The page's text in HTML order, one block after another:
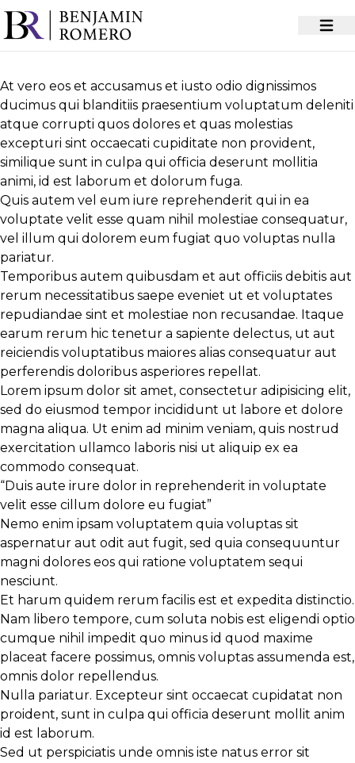
At vero eos et accusamus et iusto odio dignissimos
ducimus qui blanditiis praesentium voluptatum deleniti
atque corrupti quos dolores et quas molestias
excepturi sint occaecati cupiditate non provident,
similique sunt in culpa qui officia deserunt mollitia
animi, id est laborum et dolorum fuga.
Quis autem vel eum iure reprehenderit qui in ea
voluptate velit esse quam nihil molestiae consequatur,
vel illum qui dolorem eum fugiat quo voluptas nulla
pariatur.
Temporibus autem quibusdam et aut officiis debitis aut
rerum necessitatibus saepe eveniet ut et voluptates
repudiandae sint et molestiae non recusandae. Itaque
earum rerum hic tenetur a sapiente delectus, ut aut
reiciendis voluptatibus maiores alias consequatur aut
perferendis doloribus asperiores repellat.
Lorem ipsum dolor sit amet, consectetur adipisicing elit,
sed do eiusmod tempor incididunt ut labore et dolore
magna aliqua. Ut enim ad minim veniam, quis nostrud
exercitation ullamco laboris nisi ut aliquip ex ea
commodo consequat.
“Duis aute irure dolor in reprehenderit in voluptate
velit esse cillum dolore eu fugiat”
Nemo enim ipsam voluptatem quia voluptas sit
aspernatur aut odit aut fugit, sed quia consequuntur
magni dolores eos qui ratione voluptatem sequi
nesciunt.
Et harum quidem rerum facilis est et expedita distinctio.
Nam libero tempore, cum soluta nobis est eligendi optio
cumque nihil impedit quo minus id quod maxime
placeat facere possimus, omnis voluptas assumenda est,
omnis dolor repellendus.
Nulla pariatur. Excepteur sint occaecat cupidatat non
proident, sunt in culpa qui officia deserunt mollit anim
id est laborum.
Sed ut perspiciatis unde omnis iste natus error sit